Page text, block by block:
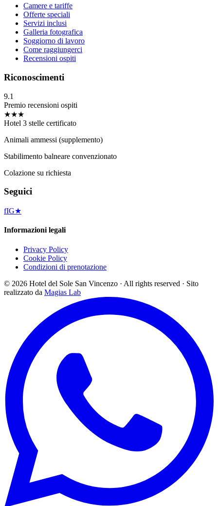
Camere e tariffe
Offerte speciali
Servizi inclusi
Galleria fotografica
Soggiorno di lavoro
Come raggiungerci
Recensioni ospiti
Riconoscimenti
9.1
Premio recensioni ospiti
★★★
Hotel 3 stelle certificato
Animali ammessi (supplemento)
Stabilimento balneare convenzionato
Colazione su richiesta
Seguici
fIG★
Informazioni legali
Privacy Policy
Cookie Policy
Condizioni di prenotazione
© 2026 Hotel del Sole San Vincenzo · All rights reserved · Sito
realizzato da Magias Lab